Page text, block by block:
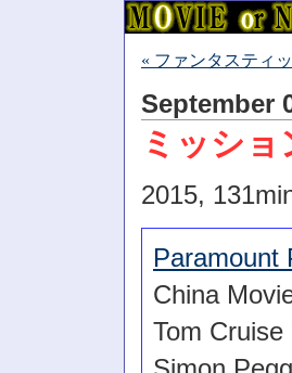
« ファンタスティ
September
ミッシ
2015,
Paramount
China
Tom